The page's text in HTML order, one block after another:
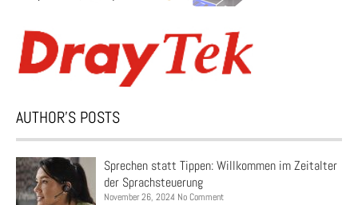
AUTHOR’S POSTS
Sprechen statt Tippen: Willkommen im Zeitalter
der Sprachsteuerung
November 26, 2024 No Comment